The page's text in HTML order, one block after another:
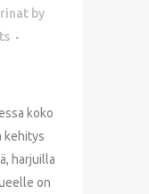
by
koko
kehitys
harjuilla
on